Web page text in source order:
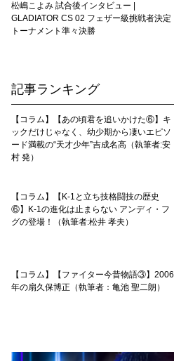
松嶋こよみ 試合後インタビュー |
GLADIATOR CS 02 フェザー級挑戦者決定
トーナメント準々決勝
記事ランキング
【コラム】【あの頃君を追いかけた⑥】キ
ックだけじゃなく、幼少期から凄いエピソ
ード満載の“天才少年”吉成名高（執筆者:安
村 発）
【コラム】【K-1と立ち技格闘技の歴史
⑥】K-1の進化は止まらない アンディ・フ
グの登場！（執筆者:松井 孝夫）
【コラム】【ファイター今昔物語③】2006
年の扇久保博正（執筆者：亀池 聖二朗）